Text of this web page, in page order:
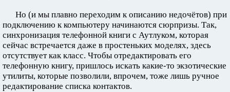
Но (и мы плавно переходим к описанию недочётов) при
подключению к компьютеру начинаются сюрпризы. Так,
синхронизация телефонной книги с Аутлуком, которая
сейчас встречается даже в простеньких моделях, здесь
отсутствует как класс. Чтобы отредактировать его
телефонную книгу, пришлось искать какие-то экзотические
утилиты, которые позволили, впрочем, тоже лишь ручное
редактирование списка контактов.